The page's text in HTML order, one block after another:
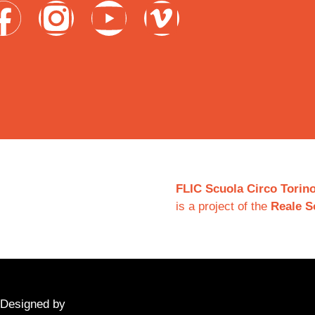
FLIC Scuola Circo
is a project of the Reale
Designed by